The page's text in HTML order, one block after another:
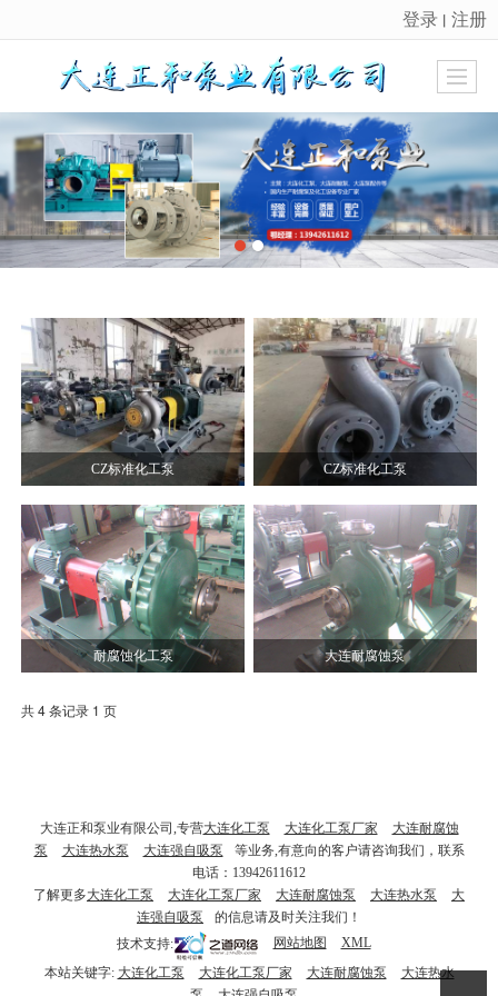
很遗憾，因您的浏览器版本过低导致无法获得最佳浏览体验，推荐下载安装谷歌浏览器！
登录 丨 注册
CZ标准化工泵 CZ标准化工泵
耐腐蚀化工泵 大连耐腐蚀泵
共 4 条记录 1 页
大连正和泵业有限公司,专营大连化工泵 大连化工泵厂家
大连耐腐蚀
泵
大连热水泵 大连强自吸泵
等业务,有意向的客户请咨询我们，联系
电话：13942611612
了解更多大连化工泵 大连化工泵厂家 大连耐腐蚀泵 大连热水泵
大
连强自吸泵
的信息请及时关注我们！
技术支持:
网站地图
XML
本站关键字: 大连化工泵 大连化工泵厂家 大连耐腐蚀泵
大连热水